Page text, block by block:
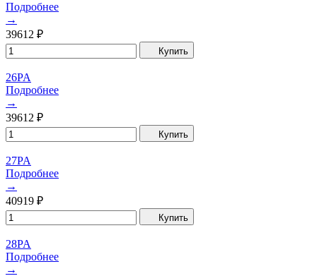
Подробнее
→
39612 ₽
Купить
26PA
Подробнее
→
39612 ₽
Купить
27PA
Подробнее
→
40919 ₽
Купить
28PA
Подробнее
→